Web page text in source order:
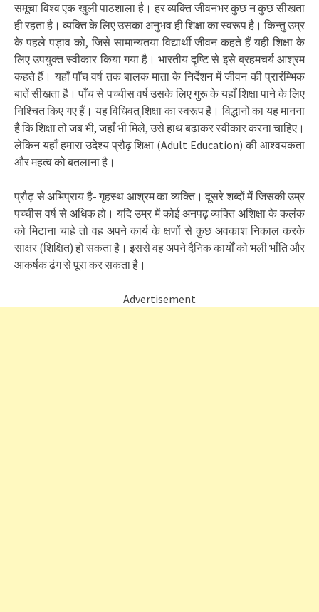
समूचा विश्व एक खुली पाठशाला है। हर व्यक्ति जीवनभर कुछ न कुछ सीखता
ही रहता है। व्यक्ति के लिए उसका अनुभव ही शिक्षा का स्वरूप है। किन्तु उम्र
के पहले पड़ाव को, जिसे सामान्यतया विद्यार्थी जीवन कहते हैं यही शिक्षा के
लिए उपयुक्त स्वीकार किया गया है। भारतीय दृष्टि से इसे ब्रहमचर्य आश्रम
कहते हैं। यहाँ पाँच वर्ष तक बालक माता के निर्देशन में जीवन की प्रारंम्भिक
बातें सीखता है। पाँच से पच्चीस वर्ष उसके लिए गुरू के यहाँ शिक्षा पाने के लिए
निश्चित किए गए हैं। यह विधिवत् शिक्षा का स्वरूप है। विद्धानों का यह मानना
है कि शिक्षा तो जब भी, जहाँ भी मिले, उसे हाथ बढ़ाकर स्वीकार करना चाहिए।
लेकिन यहाँ हमारा उदेश्य प्रौढ़ शिक्षा (Adult Education) की आश्वयकता
और महत्व को बतलाना है।
प्रौढ़ से अभिप्राय है- गृहस्थ आश्रम का व्यक्ति। दूसरे शब्दों में जिसकी उम्र
पच्चीस वर्ष से अधिक हो। यदि उम्र में कोई अनपढ़ व्यक्ति अशिक्षा के कलंक
को मिटाना चाहे तो वह अपने कार्य के क्षणों से कुछ अवकाश निकाल करके
साक्षर (शिक्षित) हो सकता है। इससे वह अपने दैनिक कार्यों को भली भाँति और
आकर्षक ढंग से पूरा कर सकता है।
Advertisement